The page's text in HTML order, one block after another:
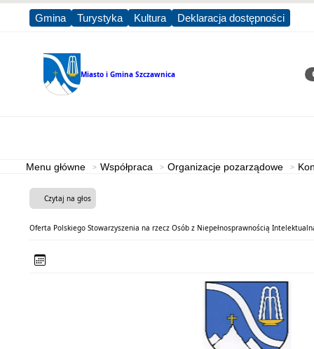
Gmina Turystyka Kultura Deklaracja dostępności
Miasto i Gmina Szczawnica
Menu główne Współpraca Organizacje pozarządowe
Czytaj na głos
Oferta Polskiego Stowarzyszenia na rzecz Osób z Niepełnosprawnością